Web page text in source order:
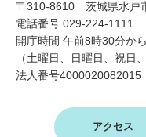
〒310-8610 茨城県水戸
電話番号 029-224-1111
開庁時間 午前8時30分か
（土曜日、日曜日、祝日
法人番号4000020082015
アクセス